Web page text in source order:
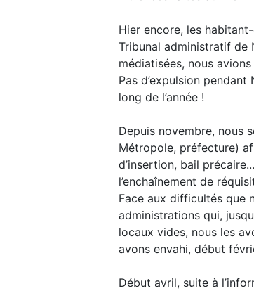
Hier encore, les
Tribunal administratif de
médiatisées, nous
Pas d’expulsion
long de l’année !
Depuis novembre, nous
Métropole, préfecture)
d’insertion, bail
l’enchaînement de
Face aux difficultés que
administrations qui,
locaux vides, nous les
avons envahi, début
Début avril, suite à